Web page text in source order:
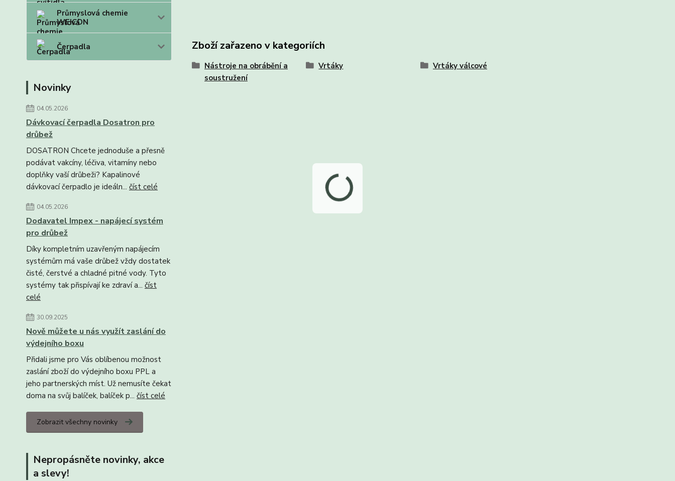
Průmyslová chemie
WEICON
Čerpadla
Novinky
04.05.2026
Dávkovací čerpadla Dosatron pro
drůbež
DOSATRON Chcete jednoduše a přesně
podávat vakcíny, léčiva, vitamíny nebo
doplňky vaší drůbeži? Kapalinové
dávkovací čerpadlo je ideáln... číst celé
04.05.2026
Dodavatel Impex - napájecí systém
pro drůbež
Díky kompletním uzavřeným napájecím
systémům má vaše drůbež vždy dostatek
čisté, čerstvé a chladné pitné vody. Tyto
systémy tak přispívají ke zdraví a... číst
celé
30.09.2025
Nově můžete u nás využít zaslání do
výdejního boxu
Přidali jsme pro Vás oblíbenou možnost
zaslání zboží do výdejního boxu PPL a
jeho partnerských míst. Už nemusíte čekat
doma na svůj balíček, balíček p... číst celé
Zobrazit všechny novinky
Nepropásněte novinky, akce
a slevy!
Zboží zařazeno v kategoriích
Nástroje na obrábění a
soustružení
Vrtáky Vrtáky válcové